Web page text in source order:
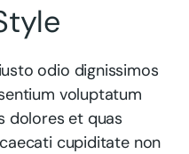
odio dignissimos
voluptatum
dolores et quas
cupiditate non